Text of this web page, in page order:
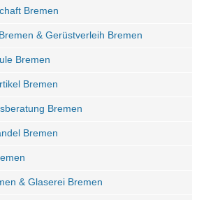
Bremen
& Gerüstverleih Bremen
Bremen
Bremen
Bremen
Bremen
& Glaserei Bremen